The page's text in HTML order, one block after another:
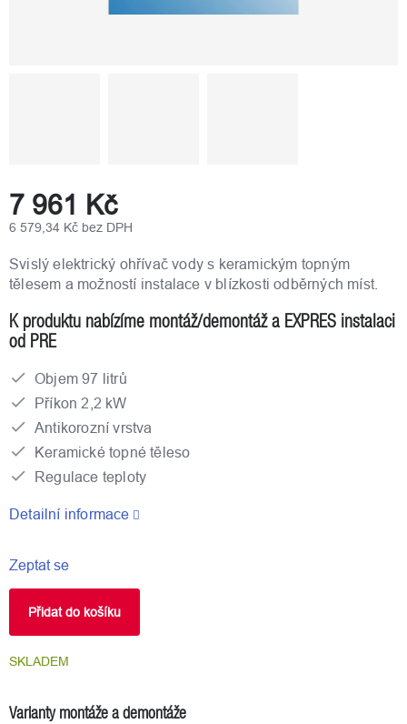
7 961 Kč
6 579,34 Kč bez DPH
cena:
SKLADEM
Přidat do košíku
Svislý elektrický ohřívač vody s keramickým topným
tělesem a možností instalace v blízkosti odběrných míst.
K produktu nabízíme montáž/demontáž a EXPRES instalaci
od PRE
Objem 97 litrů
Příkon 2,2 kW
Antikorozní vrstva
Keramické topné těleso
Regulace teploty
Detailní informace
Zeptat se
Varianty montáže a demontáže